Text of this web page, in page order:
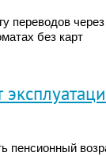
переводов
без карт
пенсионный